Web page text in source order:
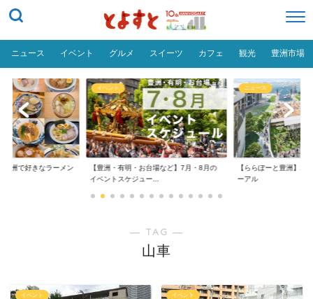
ニュース イベント グルメ スイーツ カフェ 観光 豊洲市場
豊洲で好きなラーメン
イベント
【豊洲・有明・お台場など】7月・8月の
イベントスケジュー...
ニュース
【ららぽーと豊洲】
ーアル
― TAG ―
山車
イベント イベント